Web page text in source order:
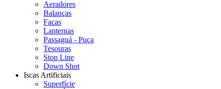
Aeradores
Balanças
Facas
Lanternas
Passaguá - Puça
Tesouras
Stop Line
Down Shot
Iscas Artificiais
Superfície